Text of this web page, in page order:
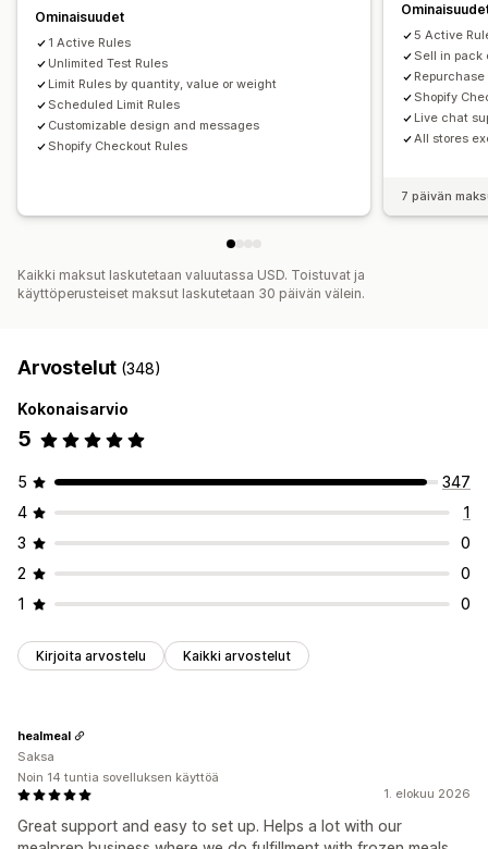
Käännös
Ominaisuudet
1 Active Rules
Unlimited Test Rules
Limit Rules by quantity, value or weight
Scheduled Limit Rules
Customizable design and messages
Shopify Checkout Rules
5 Active
Sell in pack
Repurchase
Shopify
Live chat
All stores
7 päivän
Kaikki maksut laskutetaan valuutassa USD. Toistuvat ja
käyttöperusteiset maksut laskutetaan 30 päivän välein.
Arvostelut (348)
Kokonaisarvio
5
5
347
4
1
3
0
2
0
1
0
Kirjoita arvostelu Kaikki arvostelut
1. elokuu 2026
Great support and easy to set up. Helps a lot with our
healmeal
Saksa
Noin 14 tuntia sovelluksen käyttöä